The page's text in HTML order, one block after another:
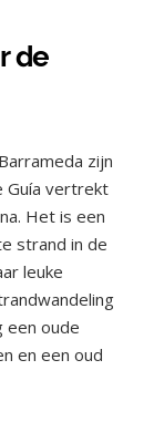
de
zijn
Guía vertrekt
Het is een
strand in de
leuke
een oude
en een oud